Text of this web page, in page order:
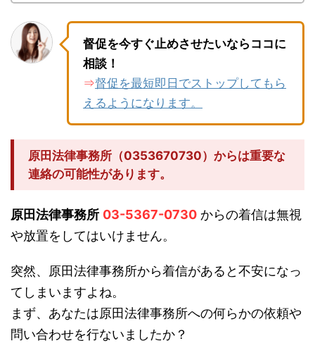
督促を今すぐ止めさせたいならココに
相談！
⇒督促を最短即日でストップしてもら
えるようになります。
原田法律事務所（0353670730）からは重要な
連絡の可能性があります。
原田法律事務所 03-5367-0730 からの着信は無視
や放置をしてはいけません。
突然、原田法律事務所から着信があると不安になっ
てしまいますよね。
まず、あなたは原田法律事務所への何らかの依頼や
問い合わせを行ないましたか？